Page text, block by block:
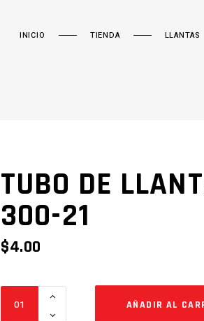
INICIO TIENDA LLANTAS
TUBO DE
300-21
$4.00
AÑADIR AL